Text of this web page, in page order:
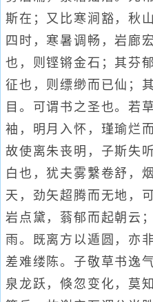
斯在；又比寒涧豁，秋
四时，寒暑调畅，岩廊
也，则铿锵金石；其芬
征也，则缥缈而已仙；
目。可谓书之圣也。若
袖，明月入怀，瑾瑜烂
故使离朱丧明，子斯失
白也，犹夫雾繫卷舒，
天，劲矢超腾而无地，
岩点黛，蓊郁而起朝云
雨。既离方以遁圆，亦
差难缕陈。子敬草书逸
泉龙跃，倏忽变化，莫